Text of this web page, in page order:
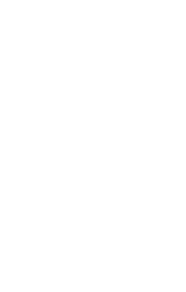
も気に入りました。 発送も早く、
届いたようで安心いたしまし